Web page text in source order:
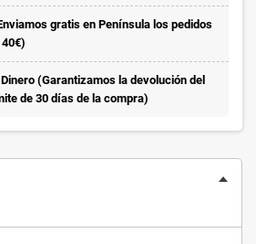
gratis en Península los pedidos
(Garantizamos la devolución del
de 30 días de la compra)